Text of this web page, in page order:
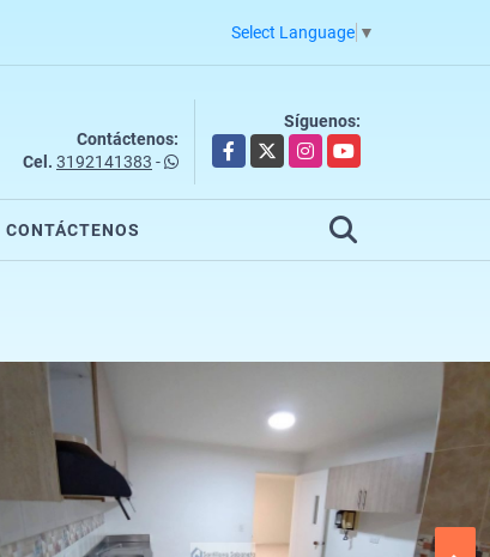
Select Language ▼
Contáctenos:
Cel. 3192141383 -
Síguenos:
Facebook
X InstagramYouTube
CONTÁCTENOS